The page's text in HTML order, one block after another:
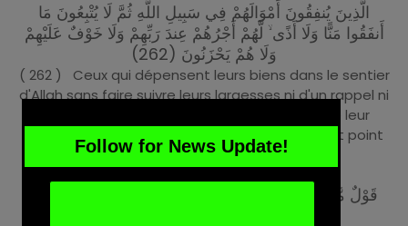
الَّذِينَ يُنفِقُونَ أَمْوَالَهُمْ فِي سَبِيلِ اللَّهِ ثُمَّ لَا يُتْبِعُونَ مَا
أَنفَقُوا مَنًّا وَلَا أَذًى ۙ لَّهُمْ أَجْرُهُمْ عِندَ رَبِّهِمْ وَلَا خَوْفٌ عَلَيْهِمْ
وَلَا هُمْ يَحْزَنُونَ (262)
( 262 ) Ceux qui dépensent leurs biens dans le sentier
d'Allah sans faire suivre leurs largesses ni d'un rappel ni
d'un tort, auront leur récompense auprès de leur
Seigneur. Nulle crainte pour eux, et ils ne seront point
affligés.
قَوْلٌ مَّعْرُوفٌ وَمَغْفِرَةٌ خَيْرٌ مِّن صَدَقَةٍ يَتْبَعُهَا أَذًى ۗ وَاللَّهُ
Follow for News Update!